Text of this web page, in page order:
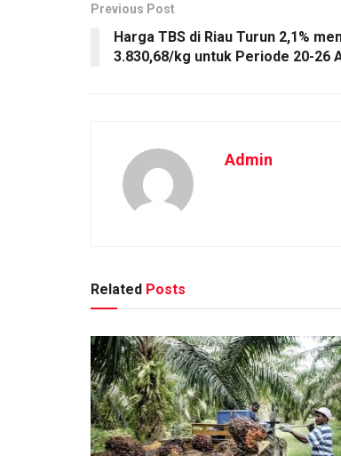
Previous Post
Harga TBS di Riau Turun 2,1%
3.830,68/kg untuk Periode 20-26
Admin
Related Posts